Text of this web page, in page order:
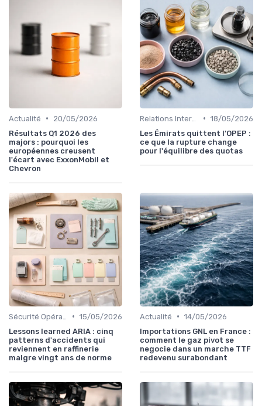
Actualité •
20/05/2026
Résultats Q1 2026 des
majors : pourquoi les
européennes creusent
l'écart avec ExxonMobil et
Chevron
• 18/05/2026
Les Émirats quittent l'OPEP :
ce que la rupture change
pour l'équilibre des quotas
• 15/05/2026
Lessons learned ARIA : cinq
patterns d'accidents qui
reviennent en raffinerie
malgre vingt ans de norme
Actualité • 14/05/2026
Importations GNL en France :
comment le gaz pivot se
negocie dans un marche TTF
redevenu surabondant